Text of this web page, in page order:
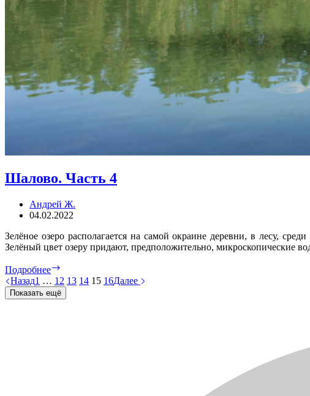
Шалово. Часть 4
Андрей Ж.
04.02.2022
Зелёное озеро располагается на самой окраине деревни, в лесу,
Зелёный цвет озеру придают, предположительно, микроскопические
Подробнее
Часть
4
Назад1 … 12 13 14 15 16Далее
Показать ещё